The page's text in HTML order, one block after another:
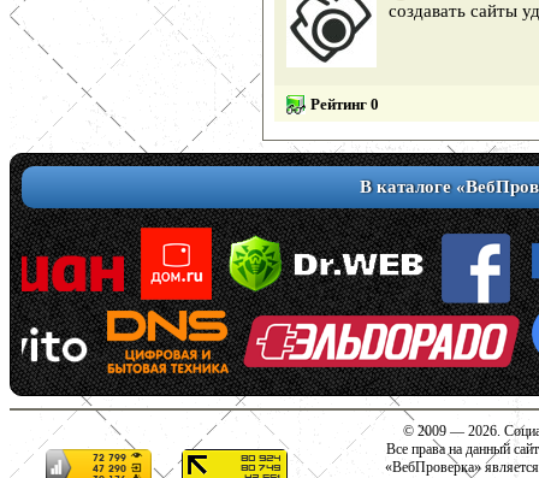
создавать сайты
Рейтинг 0
В каталоге
© 2009 — 2026.
Все права на данный
«ВебПроверка»